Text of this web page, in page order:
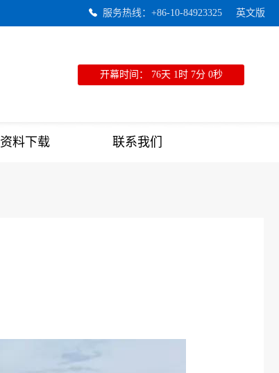
服务热线：+86-10-84923325 英文版
开幕时间： 76天 1时 7分 0秒
资料下载 联系我们